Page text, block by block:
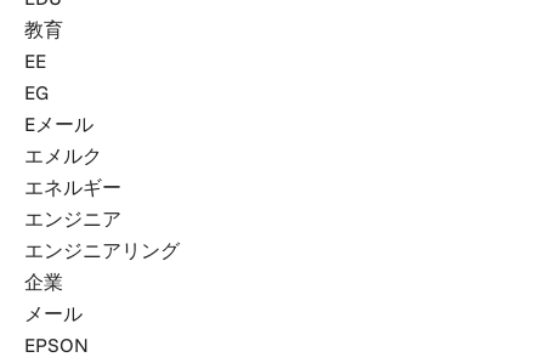
教育
EE
EG
Eメール
エメルク
エネルギー
エンジニア
エンジニアリング
企業
メール
EPSON